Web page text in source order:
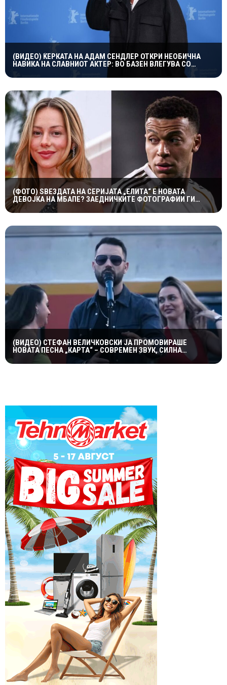
(ВИДЕО) ЌЕРКАТА НА АДАМ СЕНДЛЕР ОТКРИ НЕОБИЧНА
НАВИКА НА СЛАВНИОТ АКТЕР: ВО БАЗЕН ВЛЕГУВА СО
(ФОТО) ЅВЕЗДАТА НА СЕРИЈАТА „ЕЛИТА“ Е НОВАТА
ДЕВОЈКА НА МБАПЕ? ЗАЕДНИЧКИТЕ ФОТОГРАФИИ ГИ
РАЗГОРЕА ГЛАСИНИТЕ
(ВИДЕО) СТЕФАН ВЕЛИЧКОВСКИ ЈА ПРОМОВИРАШЕ
НОВАТА ПЕСНА „КАРТА“ – СОВРЕМЕН ЗВУК, СИЛНА
ЕМОЦИЈА И ВПЕЧАТЛИВ ВИДЕОСПОТ